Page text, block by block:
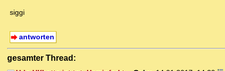
siggi
antworten
gesamter Thread: